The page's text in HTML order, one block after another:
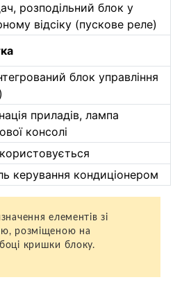
розподільний блок у
відсіку (пускове реле)
блок управління
приладів, лампа
консолі
керування кондиціонером
елементів зі
розміщеною на
кришки блоку.